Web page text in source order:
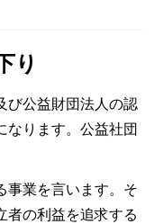
り
び公益財団法人の認
なります。公益社団
事業を言います。そ
者の利益を追求する